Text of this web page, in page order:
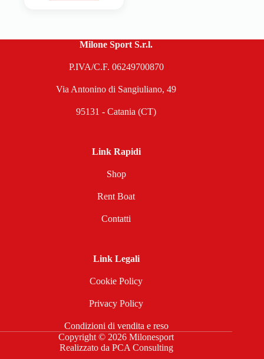
Milone Sport S.r.l.
P.IVA/C.F. 06249700870
Via Antonino di Sangiuliano, 49
95131 - Catania (CT)
Link Rapidi
Shop
Rent Boat
Contatti
Link Legali
Cookie Policy
Privacy Policy
Condizioni di vendita e reso
Copyright © 2026 Milonesport
Realizzato da PCA Consulting